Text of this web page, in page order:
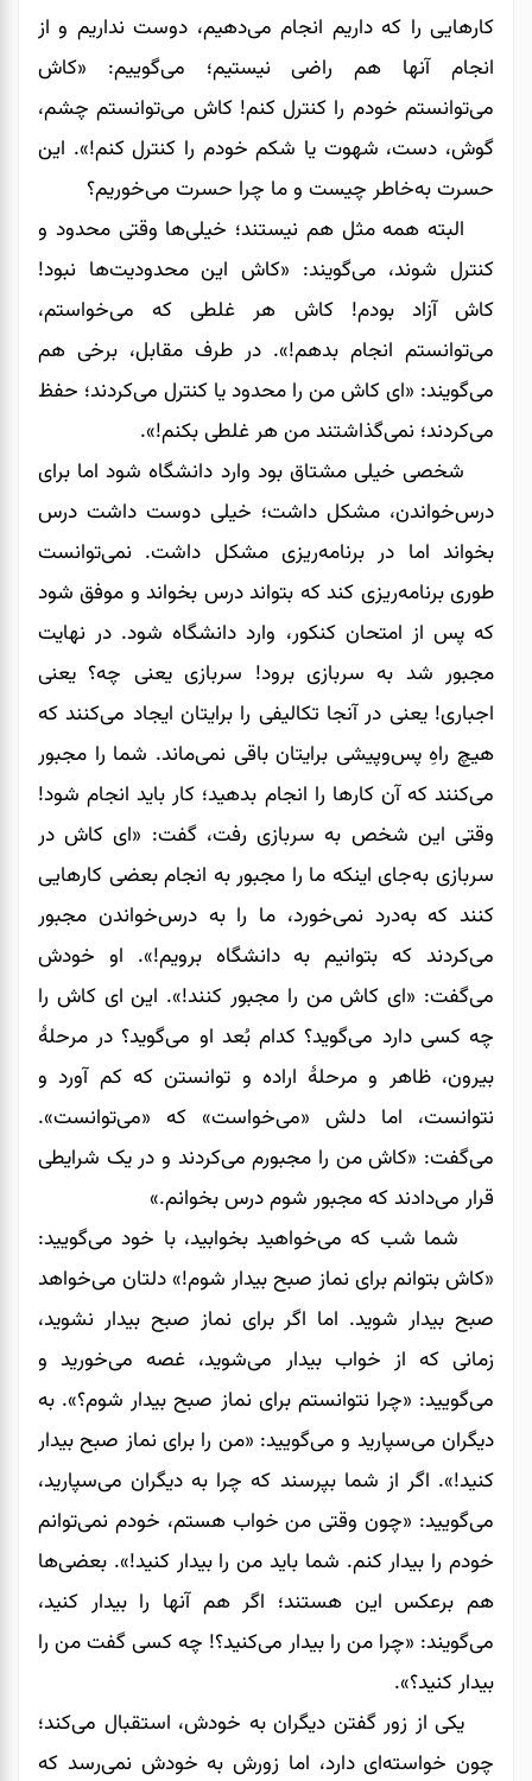
کارهایی را که داریم انجام می‌‌‌‌‌‌دهیم، دوست نداریم و از
انجام آنها هم راضی نیستیم؛ می‌‌‌‌‌‌گوییم: «کاش
می‌‌‌‌‌‌توانستم خودم را کنترل کنم! کاش می‌توانستم چشم،
گوش، دست، شهوت یا شکم خودم را کنترل کنم!». این
حسرت به‌خاطر چیست و ما چرا حسرت می‌خوریم؟
البته همه مثل هم نیستند؛ خیلی‌ها وقتی محدود و
کنترل شوند، می‌‌‌‌‌‌گویند: «کاش این محدودیت‌ها نبود!
کاش آزاد بودم! کاش هر غلطی که می‌خواستم،
می‌توانستم انجام بدهم!». در طرف مقابل، برخی هم
می‌گویند: «ای کاش من را محدود یا کنترل می‌کردند؛ حفظ
می‌کردند؛ نمی‌گذاشتند من هر غلطی بکنم!».
شخصی خیلی مشتاق بود وارد دانشگاه شود اما برای
درس‌خواندن، مشکل داشت؛ خیلی دوست داشت درس
بخواند اما در برنامه‌ریزی مشکل داشت. نمی‌توانست
طوری برنامه‌ریزی کند که بتواند درس بخواند و موفق شود
که پس از امتحان کنکور، وارد دانشگاه شود. در نهایت
مجبور شد به سربازی برود! سربازی یعنی چه؟ یعنی
اجباری! یعنی در آنجا تکالیفی را برایتان ایجاد می‌کنند که
هیچ راهِ پس‌و‌پیشی برایتان باقی نمی‌ماند. شما را مجبور
می‌‌‌‌‌‌کنند که آن کارها را انجام بدهید؛ کار باید انجام شود!
وقتی این شخص به سربازی رفت، گفت: «ای کاش در
سربازی به‌جای اینکه ما را مجبور به انجام بعضی کارهایی
کنند که به‌درد نمی‌خورد، ما را به درس‌خواندن مجبور
می‌کردند که بتوانیم به دانشگاه برویم!». او خودش
می‌‌‌‌‌‌گفت: «ای کاش من را مجبور کنند!». این ای کاش را
چه کسی دارد می‌گوید؟ کدام بُعد او می‌گوید؟ در مرحلۀ
بیرون، ظاهر و مرحلۀ اراده و توانستن که کم آورد و
نتوانست، اما دلش «می‌‌‌‌‌‌خواست» که «می‌‌‌‌‌‌توانست».
می‌‌‌‌‌‌گفت: «کاش من را مجبورم می‌کردند و در یک شرایطی
قرار می‌‌‌‌‌‌دادند که مجبور شوم درس بخوانم.»
شما شب که می‌خواهید بخوابید، با خود می‌‌‌‌‌‌گویید:
«کاش بتوانم برای نماز صبح بیدار شوم!» دلتان می‌خواهد
صبح بیدار شوید. اما اگر برای نماز صبح بیدار نشوید،
زمانی که از خواب بیدار می‌شوید، غصه می‌‌‌‌‌‌خورید و
می‌‌‌‌‌‌گویید: «چرا نتوانستم برای نماز صبح بیدار شوم؟». به
دیگران می‌سپارید و می‌‌‌‌‌‌گویید: «من را برای نماز صبح بیدار
کنید!». اگر از شما بپرسند که چرا به دیگران می‌‌‌‌‌‌سپارید،
می‌‌‌‌‌‌گویید: «چون وقتی من خواب هستم، خودم نمی‌توانم
خودم را بیدار کنم. شما باید من را بیدار کنید!». بعضی‌ها
هم برعکس این هستند؛ اگر هم آنها را بیدار کنید،
می‌گویند: «چرا من را بیدار می‌کنید؟! چه کسی گفت من را
بیدار کنید؟».
یکی از زور گفتن دیگران به خودش، استقبال می‌کند؛
چون خواسته‌ای دارد، اما زورش به خودش نمی‌‌‌‌‌‌رسد که